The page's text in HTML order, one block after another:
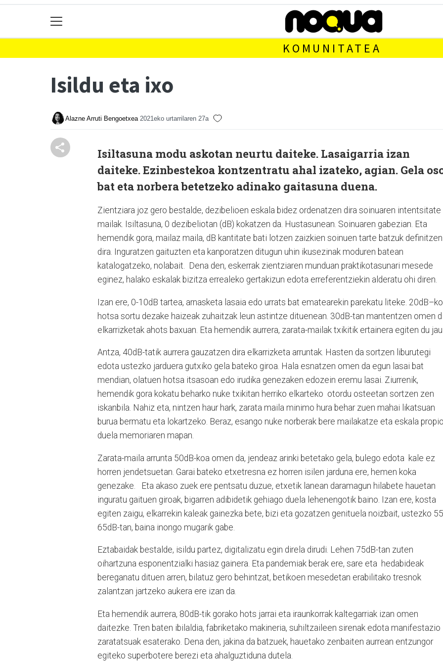
KOMUNITATEA
Isildu eta ixo
Alazne Arruti Bengoetxea 2021eko urtarrilaren 27a
Isiltasuna modu askotan neurtu daiteke. Lasaigarria izan
daiteke. Ezinbestekoa kontzentratu ahal izateko, agian. Gela
bat eta norbera betetzeko adinako gaitasuna duena.
Zientziara joz gero bestalde, dezibelioen eskala bidez ordenatzen dira soinuaren intentsitate
mailak. Isiltasuna, 0 dezibeliotan (dB) kokatzen da. Hustasunean. Soinuaren gabezian. Eta
hemendik gora, mailaz maila, dB kantitate bati lotzen zaizkien soinuen tarte batzuk definitzen
dira. Inguratzen gaituzten eta kanporatzen ditugun uhin ikusezinak moduren batean
katalogatzeko, nolabait.
Dena den, eskerrak zientziaren munduan praktikotasunari mesede
eginez, halako eskalak bizitza errealeko gertakizun edota erreferentziekin alderatu ohi diren.
Izan ere, 0-10dB tartea, arnasketa lasaia edo urrats bat ematearekin parekatu liteke. 20dB–ko
hotsa sortu dezake haizeak zuhaitzak leun astintze dituenean. 30dB-tan mantentzen omen
elkarrizketak ahots baxuan. Eta hemendik aurrera, zarata-mailak txikitik ertainera egiten du
Antza, 40dB-tatik aurrera gauzatzen dira elkarrizketa arruntak. Hasten da sortzen liburutegi
edota ustezko jarduera gutxiko gela bateko giroa. Hala esnatzen omen da egun lasai bat
mendian, olatuen hotsa itsasoan edo irudika genezaken edozein eremu lasai. Ziurrenik,
hemendik gora kokatu beharko nuke txikitan herriko elkarteko otordu osteetan sortzen zen
iskanbila. Nahiz eta, nintzen haur hark, zarata maila minimo hura behar zuen mahai likatsuan
burua bermatu eta lokartzeko. Beraz, esango nuke norberak bere mailakatze eta eskala
duela memoriaren mapan.
Zarata-maila arrunta 50dB-koa omen da, jendeaz arinki betetako gela, bulego edota kale ez
horren jendetsuetan. Garai bateko etxetresna ez horren isilen jarduna ere, hemen koka
genezake.
Eta akaso zuek ere pentsatu duzue, etxetik lanean daramagun hilabete hauetan
inguratu gaituen giroak, bigarren adibidetik gehiago duela lehenengotik baino. Izan ere, kosta
egiten zaigu, elkarrekin kaleak gainezka bete, bizi eta gozatzen genituela noizbait, ustezko
65dB-tan, baina inongo mugarik gabe.
Eztabaidak bestalde, isildu partez, digitalizatu egin direla dirudi. Lehen 75dB-tan zuten
oihartzuna esponentzialki hasiaz gainera. Eta pandemiak berak ere, sare eta hedabideak
bereganatu dituen arren, bilatuz gero behintzat, betikoen mesedetan erabilitako tresnok
zalantzan jartzeko aukera ere izan da.
Eta hemendik aurrera, 80dB-tik gorako hots jarrai eta iraunkorrak kaltegarriak izan omen
daitezke. Tren baten ibilaldia, fabriketako makineria, suhiltzaileen sirenak edota manifestazio
zaratatsuak esaterako. Dena den, jakina da batzuek, hauetako zenbaiten aurrean entzungor
egiteko superbotere berezi eta ahalguztiduna dutela.